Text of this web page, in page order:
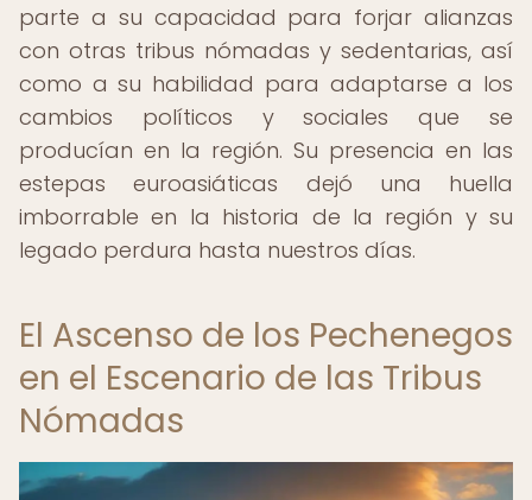
parte a su capacidad para forjar alianzas
con otras tribus nómadas y sedentarias, así
como a su habilidad para adaptarse a los
cambios políticos y sociales que se
producían en la región. Su presencia en las
estepas euroasiáticas dejó una huella
imborrable en la historia de la región y su
legado perdura hasta nuestros días.
El Ascenso de los Pechenegos
en el Escenario de las Tribus
Nómadas